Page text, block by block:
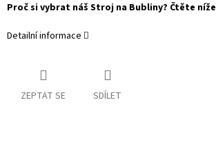
Proč si vybrat náš Stroj na Bubliny? Čtěte níže
Detailní informace
ZEPTAT SE SDÍLET